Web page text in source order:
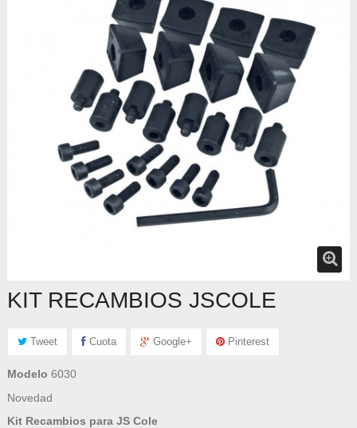
KIT RECAMBIOS JSCOLE
Tweet Cuota Google+ Pinterest
Modelo 6030
Novedad
Kit Recambios para JS Cole